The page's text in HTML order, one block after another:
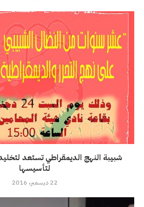
شبيبة النهج الديمقراطي تستعد
لتأسيسها
22 ديسمبر، 2016